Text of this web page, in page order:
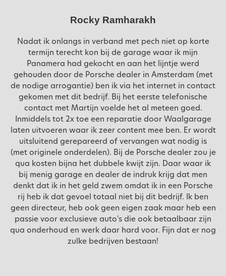
Rocky Ramharakh
Nadat ik onlangs in verband met pech niet op korte
termijn terecht kon bij de garage waar ik mijn
Panamera had gekocht en aan het lijntje werd
gehouden door de Porsche dealer in Amsterdam (met
de nodige arrogantie) ben ik via het internet in contact
gekomen met dit bedrijf. Bij het eerste telefonische
contact met Martijn voelde het al meteen goed.
Inmiddels tot 2x toe een reparatie door Waalgarage
laten uitvoeren waar ik zeer content mee ben. Er wordt
uitsluitend gerepareerd of vervangen wat nodig is
(met originele onderdelen). Bij de Porsche dealer zou je
qua kosten bijna het dubbele kwijt zijn. Daar waar ik
bij menig garage en dealer de indruk krijg dat men
denkt dat ik in het geld zwem omdat ik in een Porsche
rij heb ik dat gevoel totaal niet bij dit bedrijf. Ik ben
geen directeur, heb ook geen eigen zaak maar heb een
passie voor exclusieve auto's die ook betaalbaar zijn
qua onderhoud en werk daar hard voor. Fijn dat er nog
zulke bedrijven bestaan!